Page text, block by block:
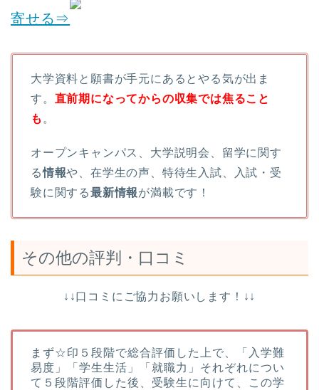
寄せる⇒
大学資料と願書が手元にあるとやる気が出ま
す。 直前期になってからの収集では焦ること
も 。
オープンキャンパス、大学説明会、留学に関す
る情報や、在学生の声、特待生入試、入試・受
験に関する最新情報が満載です！
その他の評判・口コミ
↓↓口コミにご協力お願いします！↓↓
まず☆印５段階で総合評価した上で、「入学難
易度」「学生生活」「就職力」それぞれについ
て５段階評価した後、受験生に向けて、この学